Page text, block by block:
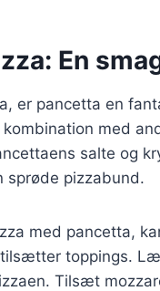
En
er pancetta en
med
salte og
sprøde pizzabund.
med pancetta,
toppings.
Tilsæt